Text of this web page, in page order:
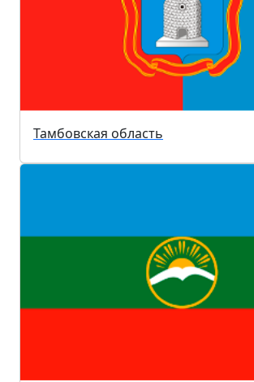
Тамбовская область